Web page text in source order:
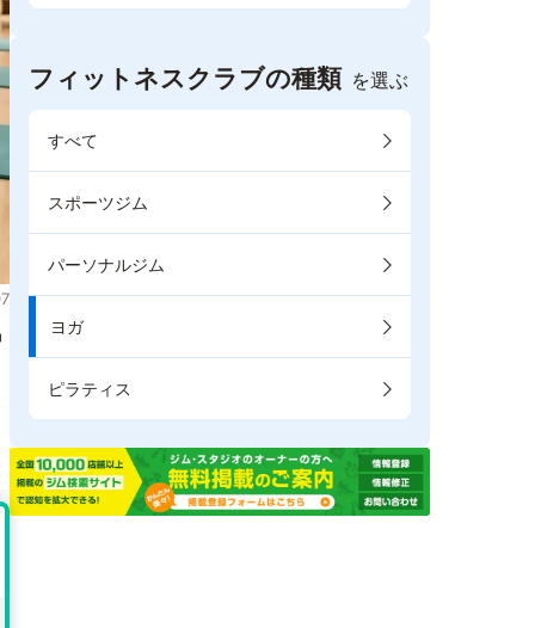
フィットネスクラブの種類 を選ぶ
すべて
スポーツジム
パーソナルジム
ヨガ
ピラティス